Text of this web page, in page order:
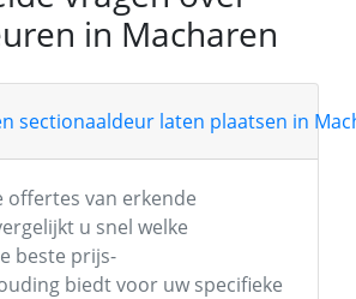
in Macharen
sectionaaldeur laten plaatsen in
offertes van erkende
u snel welke
beste prijs-
biedt voor uw specifieke